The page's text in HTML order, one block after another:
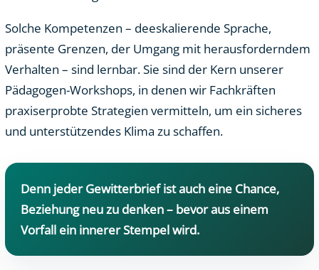
Solche Kompetenzen – deeskalierende Sprache,
präsente Grenzen, der Umgang mit herausforderndem
Verhalten – sind lernbar. Sie sind der Kern unserer
Pädagogen-Workshops, in denen wir Fachkräften
praxiserprobte Strategien vermitteln, um ein sicheres
und unterstützendes Klima zu schaffen.
Denn jeder Gewitterbrief ist auch eine Chance,
Beziehung neu zu denken – bevor aus einem
Vorfall ein innerer Stempel wird.